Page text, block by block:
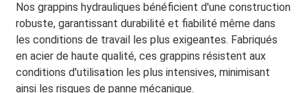
Nos grappins hydrauliques bénéficient d'une construction
robuste, garantissant durabilité et fiabilité même dans
les conditions de travail les plus exigeantes. Fabriqués
en acier de haute qualité, ces grappins résistent aux
conditions d'utilisation les plus intensives, minimisant
ainsi les risques de panne mécanique.